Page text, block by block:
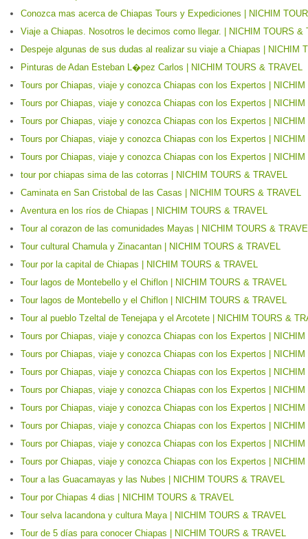
Conozca mas acerca de Chiapas Tours y Expediciones | NICHIM
Viaje a Chiapas. Nosotros le decimos como llegar. | NICHIM TOURS &
Despeje algunas de sus dudas al realizar su viaje a Chiapas | NICHIM
Pinturas de Adan Esteban L�pez Carlos | NICHIM TOURS & TRAVEL
Tours por Chiapas, viaje y conozca Chiapas con los Expertos |
Tours por Chiapas, viaje y conozca Chiapas con los Expertos |
Tours por Chiapas, viaje y conozca Chiapas con los Expertos |
Tours por Chiapas, viaje y conozca Chiapas con los Expertos |
Tours por Chiapas, viaje y conozca Chiapas con los Expertos |
tour por chiapas sima de las cotorras | NICHIM TOURS & TRAVEL
Caminata en San Cristobal de las Casas | NICHIM TOURS & TRAVEL
Aventura en los ríos de Chiapas | NICHIM TOURS & TRAVEL
Tour al corazon de las comunidades Mayas | NICHIM TOURS &
Tour cultural Chamula y Zinacantan | NICHIM TOURS & TRAVEL
Tour por la capital de Chiapas | NICHIM TOURS & TRAVEL
Tour lagos de Montebello y el Chiflon | NICHIM TOURS & TRAVEL
Tour lagos de Montebello y el Chiflon | NICHIM TOURS & TRAVEL
Tour al pueblo Tzeltal de Tenejapa y el Arcotete | NICHIM TOURS &
Tours por Chiapas, viaje y conozca Chiapas con los Expertos |
Tours por Chiapas, viaje y conozca Chiapas con los Expertos |
Tours por Chiapas, viaje y conozca Chiapas con los Expertos |
Tours por Chiapas, viaje y conozca Chiapas con los Expertos |
Tours por Chiapas, viaje y conozca Chiapas con los Expertos |
Tours por Chiapas, viaje y conozca Chiapas con los Expertos |
Tours por Chiapas, viaje y conozca Chiapas con los Expertos |
Tours por Chiapas, viaje y conozca Chiapas con los Expertos |
Tour a las Guacamayas y las Nubes | NICHIM TOURS & TRAVEL
Tour por Chiapas 4 dias | NICHIM TOURS & TRAVEL
Tour selva lacandona y cultura Maya | NICHIM TOURS & TRAVEL
Tour de 5 días para conocer Chiapas | NICHIM TOURS & TRAVEL